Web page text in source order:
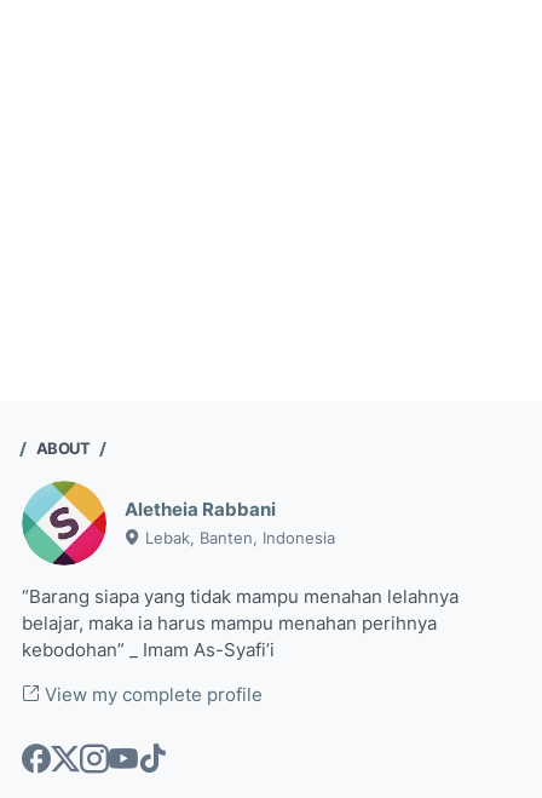
ABOUT
Aletheia Rabbani
Lebak, Banten, Indonesia
“Barang siapa yang tidak mampu menahan lelahnya
belajar, maka ia harus mampu menahan perihnya
kebodohan” _ Imam As-Syafi’i
View my complete profile